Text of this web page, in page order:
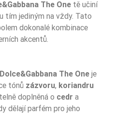
The One tě učiní
tím jediným na vždy. Tato
dokonalé kombinace
akcentů.
Dolce&Gabbana The One je
tónů zázvoru, koriandru
doplněná o cedr a
dělají parfém pro jeho
Jesień
Na wieczór
kolendra
grejpfrut